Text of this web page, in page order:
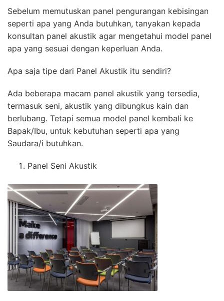
Sebelum memutuskan panel pengurangan kebisingan
seperti apa yang Anda butuhkan, tanyakan kepada
konsultan panel akustik agar mengetahui model panel
apa yang sesuai dengan keperluan Anda.
Apa saja tipe dari Panel Akustik itu sendiri?
Ada beberapa macam panel akustik yang tersedia,
termasuk seni, akustik yang dibungkus kain dan
berlubang. Tetapi semua model panel kembali ke
Bapak/Ibu, untuk kebutuhan seperti apa yang
Saudara/i butuhkan.
Panel Seni Akustik